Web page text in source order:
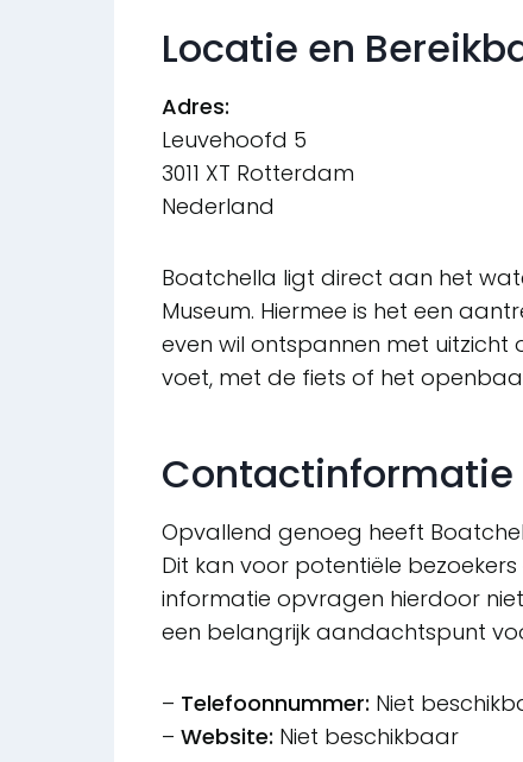
Locatie en
Adres:
Leuvehoofd 5
3011 XT Rotterdam
Nederland
Boatchella ligt direct aan het
Museum. Hiermee is het een
even wil ontspannen met
voet, met de fiets of het
Contactinformatie
Opvallend genoeg heeft
Dit kan voor potentiële
informatie opvragen hierdoor
een belangrijk aandachtspunt
– Telefoonnummer: Niet
– Website: Niet beschikbaar